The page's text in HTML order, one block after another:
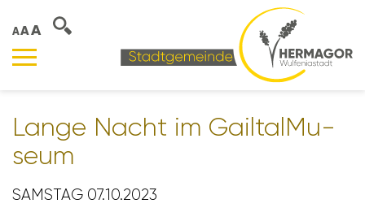
AAA
Lange Nacht im Gail­tal­Mu­
seum
SAMSTAG 07.10.2023